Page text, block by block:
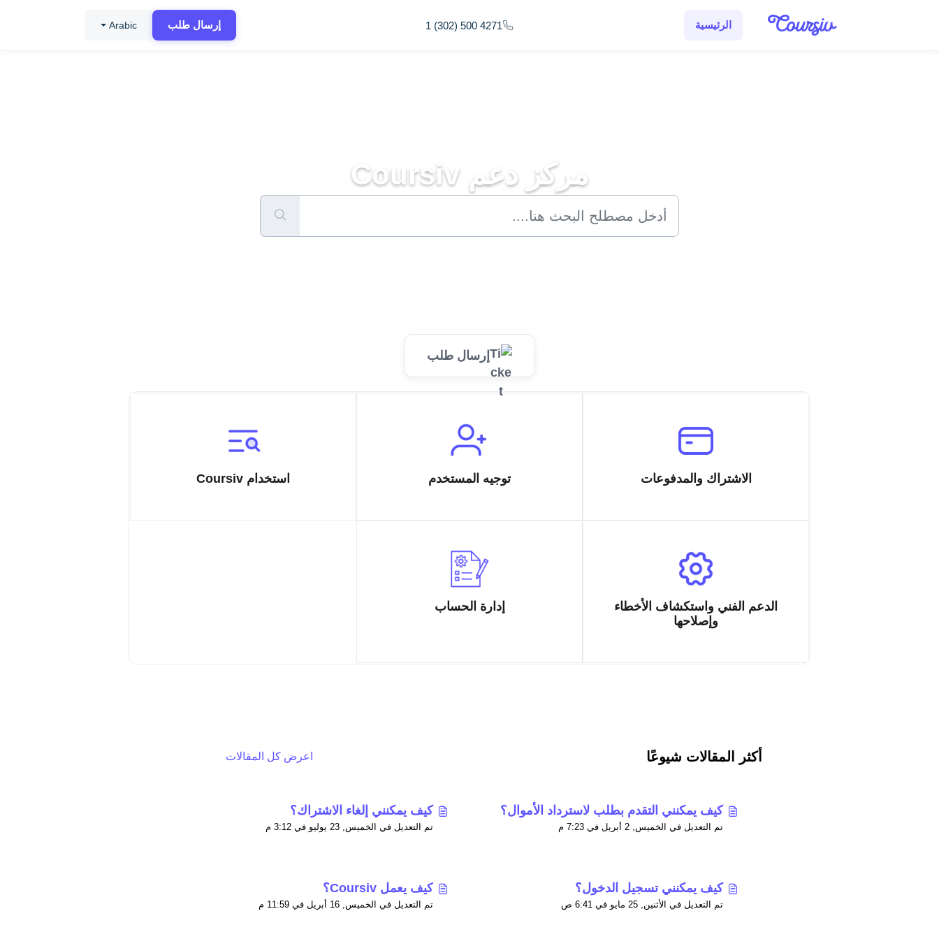
الرئيسية
إرسال طلب 1 (302) 500 4271
Arabic
مركز دعم Coursiv
إرسال طلب
الاشتراك والمدفوعات توجيه المستخدم استخدام Coursiv
الدعم الفني واستكشاف الأخطاء
وإصلاحها
إدارة الحساب
أكثر المقالات شيوعًا اعرض كل المقالات
كيف يمكنني التقدم بطلب لاسترداد الأموال؟
تم التعديل في الخميس, 2 أبريل في 7:23 م
كيف يمكنني إلغاء الاشتراك؟
تم التعديل في الخميس, 23 يوليو في 3:12 م
كيف يمكنني تسجيل الدخول؟
تم التعديل في الأثنين, 25 مايو في 6:41 ص
كيف يعمل Coursiv؟
تم التعديل في الخميس, 16 أبريل في 11:59 م